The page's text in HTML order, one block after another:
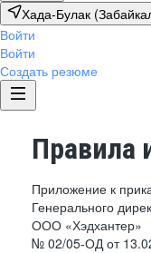
Хада-Булак
Войти
Войти
Создать резюме
Правила
Приложение к
Генерального
ООО «Хэдхантер»
№ 02/05-ОД от